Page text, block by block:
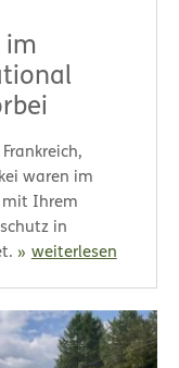
im
waren im
mit Ihrem
in
weiterlesen